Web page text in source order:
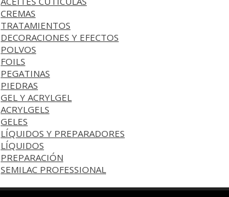
CREMAS
TRATAMIENTOS
DECORACIONES Y EFECTOS
POLVOS
FOILS
PEGATINAS
PIEDRAS
GEL Y ACRYLGEL
ACRYLGELS
GELES
LÍQUIDOS Y PREPARADORES
LÍQUIDOS
PREPARACIÓN
SEMILAC PROFESSIONAL